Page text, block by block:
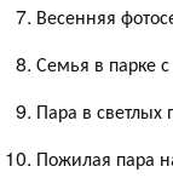
Весенняя
Семья в парке
Пара в светлых
Пожилая пара